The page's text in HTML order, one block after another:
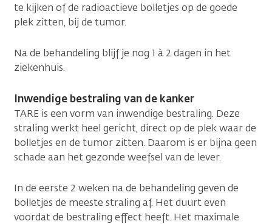
te kijken of de radioactieve bolletjes op de goede
plek zitten, bij de tumor.
Na de behandeling blijf je nog 1 à 2 dagen in het
ziekenhuis.
Inwendige bestraling van de kanker
TARE is een vorm van inwendige bestraling. Deze
straling werkt heel gericht, direct op de plek waar de
bolletjes en de tumor zitten. Daarom is er bijna geen
schade aan het gezonde weefsel van de lever.
In de eerste 2 weken na de behandeling geven de
bolletjes de meeste straling af. Het duurt even
voordat de bestraling effect heeft. Het maximale